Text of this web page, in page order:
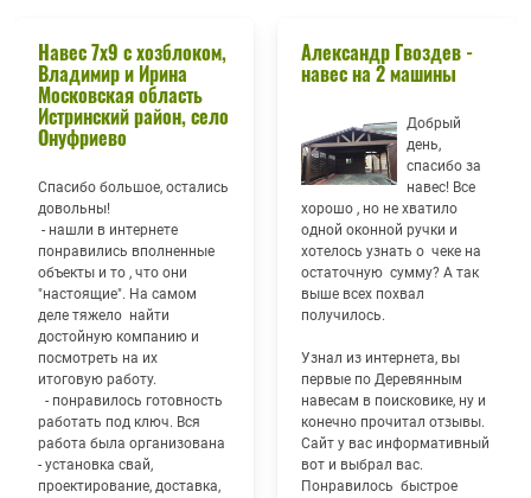
Навес 7х9 с хозблоком,
Владимир и Ирина
Московская область
Истринский район, село
Онуфриево
Спасибо большое, остались
довольны!
- нашли в интернете
понравились вполненные
объекты и то , что они
"настоящие". На самом
деле тяжело найти
достойную компанию и
посмотреть на их
итоговую работу.
- понравилось готовность
работать под ключ. Вся
работа была организована
- установка свай,
проектирование, доставка,
Александр Гвоздев -
навес на 2 машины
Добрый
день,
спасибо за
навес! Все
хорошо , но не хватило
одной оконной ручки и
хотелось узнать о чеке на
остаточную сумму? А так
выше всех похвал
получилось.
Узнал из интернета, вы
первые по Деревянным
навесам в поисковике, ну и
конечно прочитал отзывы.
Сайт у вас информативный
вот и выбрал вас.
Понравилось быстрое